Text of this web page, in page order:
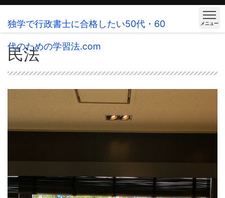
独学で行政書士に合格したい50代・60
代のための学習法.com
メニュー
民法